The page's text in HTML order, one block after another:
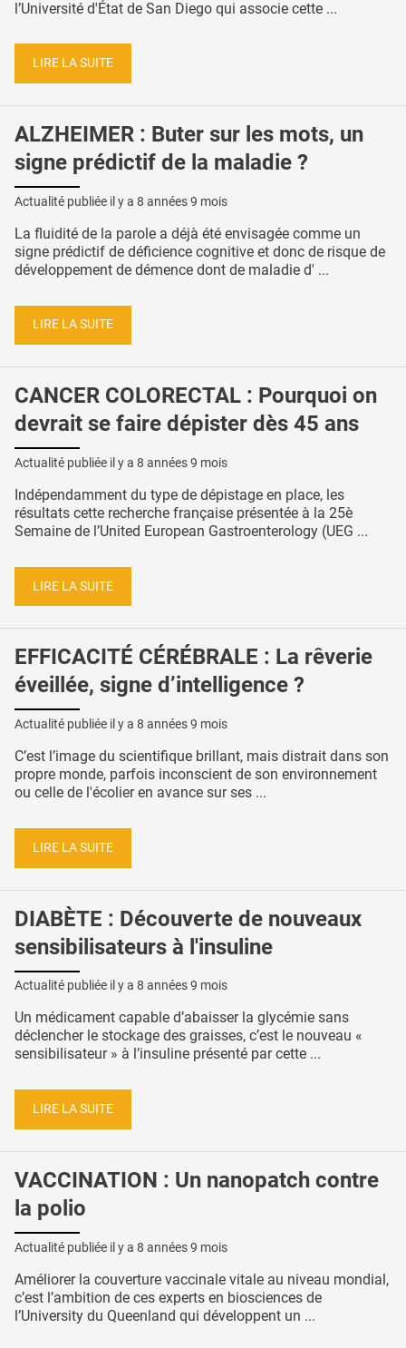
l’Université d'État de San Diego qui associe cette ...
LIRE LA SUITE
ALZHEIMER : Buter sur les mots, un
signe prédictif de la maladie ?
Actualité publiée il y a 8 années 9 mois
La fluidité de la parole a déjà été envisagée comme un
signe prédictif de déficience cognitive et donc de risque de
développement de démence dont de maladie d' ...
LIRE LA SUITE
CANCER COLORECTAL : Pourquoi on
devrait se faire dépister dès 45 ans
Actualité publiée il y a 8 années 9 mois
Indépendamment du type de dépistage en place, les
résultats cette recherche française présentée à la 25è
Semaine de l’United European Gastroenterology (UEG ...
LIRE LA SUITE
EFFICACITÉ CÉRÉBRALE : La rêverie
éveillée, signe d’intelligence ?
Actualité publiée il y a 8 années 9 mois
C’est l’image du scientifique brillant, mais distrait dans son
propre monde, parfois inconscient de son environnement
ou celle de l'écolier en avance sur ses ...
LIRE LA SUITE
DIABÈTE : Découverte de nouveaux
sensibilisateurs à l'insuline
Actualité publiée il y a 8 années 9 mois
Un médicament capable d’abaisser la glycémie sans
déclencher le stockage des graisses, c’est le nouveau «
sensibilisateur » à l’insuline présenté par cette ...
LIRE LA SUITE
VACCINATION : Un nanopatch contre
la polio
Actualité publiée il y a 8 années 9 mois
Améliorer la couverture vaccinale vitale au niveau mondial,
c’est l’ambition de ces experts en biosciences de
l’University du Queenland qui développent un ...